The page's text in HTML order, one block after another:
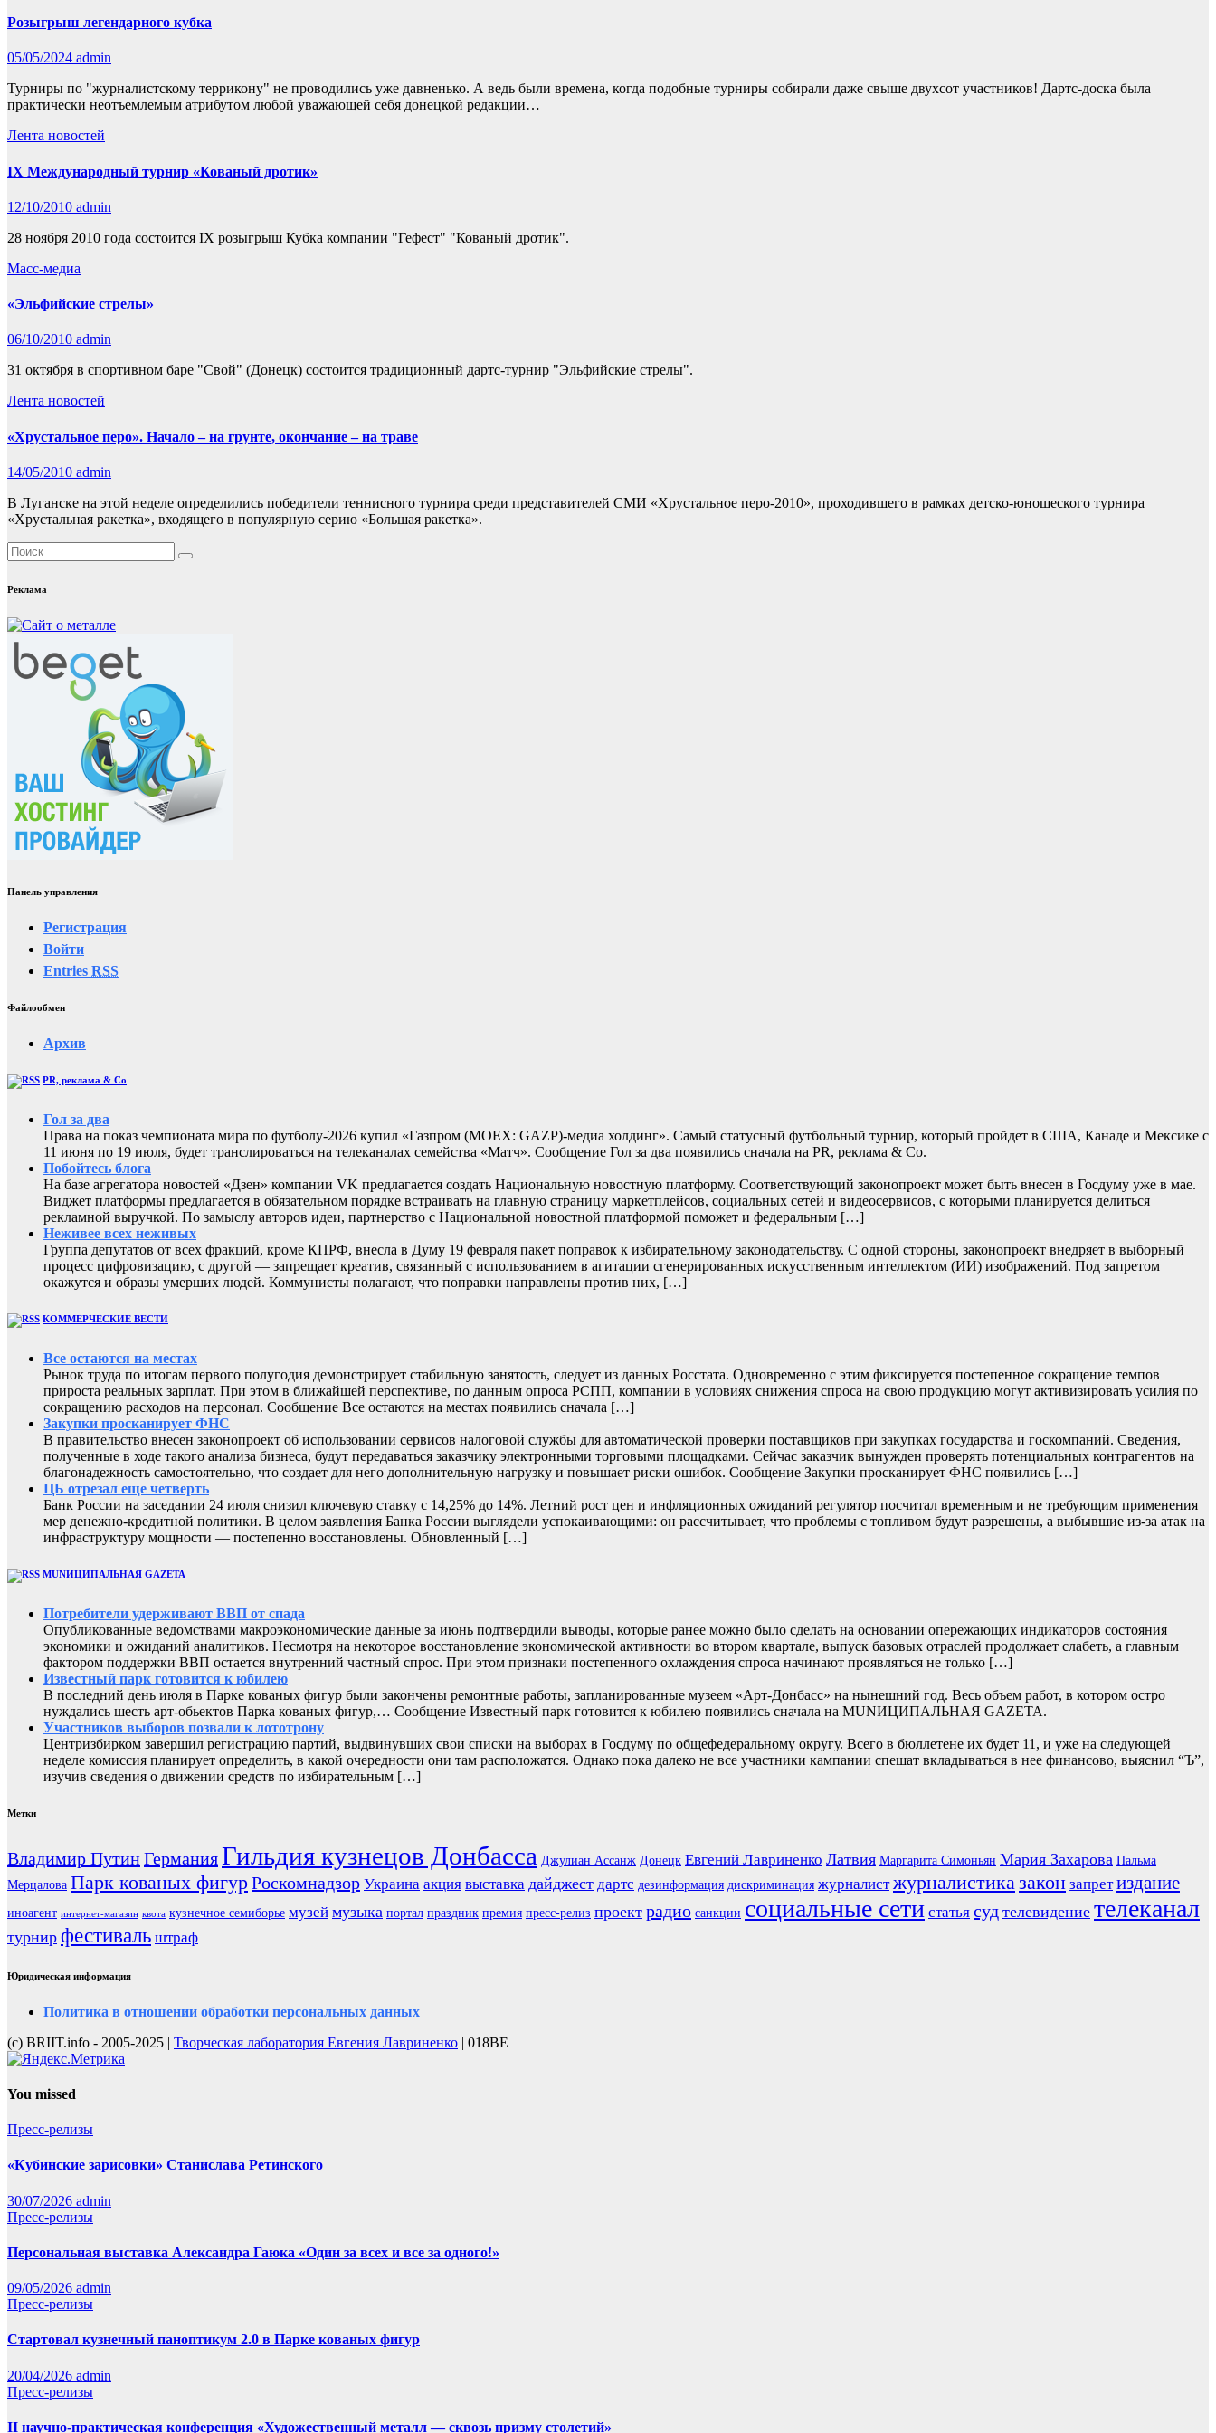
Розыгрыш легендарного кубка
05/05/2024 admin
Турниры по "журналистскому террикону" не проводились уже давненько. А ведь были времена, когда подобные турниры собирали даже свыше двухсот участников! Дартс-доска была
практически неотъемлемым атрибутом любой уважающей себя донецкой редакции…
Лента новостей
IX Международный турнир «Кованый дротик»
12/10/2010 admin
28 ноября 2010 года состоится IX розыгрыш Кубка компании "Гефест" "Кованый дротик".
Масс-медиа
«Эльфийские стрелы»
06/10/2010 admin
31 октября в спортивном баре "Свой" (Донецк) состоится традиционный дартс-турнир "Эльфийские стрелы".
Лента новостей
«Хрустальное перо». Начало – на грунте, окончание – на траве
14/05/2010 admin
В Луганске на этой неделе определились победители теннисного турнира среди представителей СМИ «Хрустальное перо-2010», проходившего в рамках детско-юношеского турнира
«Хрустальная ракетка», входящего в популярную серию «Большая ракетка».
Реклама
Панель управления
Регистрация
Войти
Entries RSS
Файлообмен
Архив
PR, реклама & Co
Гол за два
Права на показ чемпионата мира по футболу-2026 купил «Газпром (MOEX: GAZP)-медиа холдинг». Самый статусный футбольный турнир, который пройдет в США, Канаде и Мексике с
11 июня по 19 июля, будет транслироваться на телеканалах семейства «Матч». Сообщение Гол за два появились сначала на PR, реклама & Co.
Побойтесь блога
На базе агрегатора новостей «Дзен» компании VK предлагается создать Национальную новостную платформу. Соответствующий законопроект может быть внесен в Госдуму уже в мае.
Виджет платформы предлагается в обязательном порядке встраивать на главную страницу маркетплейсов, социальных сетей и видеосервисов, с которыми планируется делиться
рекламной выручкой. По замыслу авторов идеи, партнерство с Национальной новостной платформой поможет и федеральным […]
Неживее всех неживых
Группа депутатов от всех фракций, кроме КПРФ, внесла в Думу 19 февраля пакет поправок к избирательному законодательству. С одной стороны, законопроект внедряет в выборный
процесс цифровизацию, с другой — запрещает креатив, связанный с использованием в агитации сгенерированных искусственным интеллектом (ИИ) изображений. Под запретом
окажутся и образы умерших людей. Коммунисты полагают, что поправки направлены против них, […]
КОММЕРЧЕСКИЕ ВЕСТИ
Все остаются на местах
Рынок труда по итогам первого полугодия демонстрирует стабильную занятость, следует из данных Росстата. Одновременно с этим фиксируется постепенное сокращение темпов
прироста реальных зарплат. При этом в ближайшей перспективе, по данным опроса РСПП, компании в условиях снижения спроса на свою продукцию могут активизировать усилия по
сокращению расходов на персонал. Сообщение Все остаются на местах появились сначала […]
Закупки просканирует ФНС
В правительство внесен законопроект об использовании сервисов налоговой службы для автоматической проверки поставщиков при закупках государства и госкомпаний. Сведения,
полученные в ходе такого анализа бизнеса, будут передаваться заказчику электронными торговыми площадками. Сейчас заказчик вынужден проверять потенциальных контрагентов на
благонадежность самостоятельно, что создает для него дополнительную нагрузку и повышает риски ошибок. Сообщение Закупки просканирует ФНС появились […]
ЦБ отрезал еще четверть
Банк России на заседании 24 июля снизил ключевую ставку с 14,25% до 14%. Летний рост цен и инфляционных ожиданий регулятор посчитал временным и не требующим применения
мер денежно-кредитной политики. В целом заявления Банка России выглядели успокаивающими: он рассчитывает, что проблемы с топливом будут разрешены, а выбывшие из-за атак на
инфраструктуру мощности — постепенно восстановлены. Обновленный […]
MUNИЦИПАЛЬНАЯ GAZЕТА
Потребители удерживают ВВП от спада
Опубликованные ведомствами макроэкономические данные за июнь подтвердили выводы, которые ранее можно было сделать на основании опережающих индикаторов состояния
экономики и ожиданий аналитиков. Несмотря на некоторое восстановление экономической активности во втором квартале, выпуск базовых отраслей продолжает слабеть, а главным
фактором поддержки ВВП остается внутренний частный спрос. При этом признаки постепенного охлаждения спроса начинают проявляться не только […]
Известный парк готовится к юбилею
В последний день июля в Парке кованых фигур были закончены ремонтные работы, запланированные музеем «Арт-Донбасс» на нынешний год. Весь объем работ, в котором остро
нуждались шесть арт-обьектов Парка кованых фигур,… Сообщение Известный парк готовится к юбилею появились сначала на MUNИЦИПАЛЬНАЯ GAZЕТА.
Участников выборов позвали к лототрону
Центризбирком завершил регистрацию партий, выдвинувших свои списки на выборах в Госдуму по общефедеральному округу. Всего в бюллетене их будет 11, и уже на следующей
неделе комиссия планирует определить, в какой очередности они там расположатся. Однако пока далеко не все участники кампании спешат вкладываться в нее финансово, выяснил “Ъ”,
изучив сведения о движении средств по избирательным […]
Метки
Владимир ПутинГерманияГильдия кузнецов Донбасса Джулиан Ассанж Донецк Евгений Лавриненко Латвия Маргарита Симоньян Мария Захарова Пальма
Мерцалова Парк кованых фигурРоскомнадзор Украина акция выставка дайджест дартс дезинформация дискриминация журналист журналистика закон запрет издание
иноагент интернет-магазин квота кузнечное семиборье музей музыка портал праздник премия пресс-релиз проект радио санкции социальные сети статья суд телевидение телеканал
турнир фестиваль штраф
Юридическая информация
Политика в отношении обработки персональных данных
(с) BRIIT.info - 2005-2025 | Творческая лаборатория Евгения Лавриненко | 018BE
You missed
Пресс-релизы
«Кубинские зарисовки» Станислава Ретинского
30/07/2026 admin
Пресс-релизы
Персональная выставка Александра Гаюка «Один за всех и все за одного!»
09/05/2026 admin
Пресс-релизы
Стартовал кузнечный паноптикум 2.0 в Парке кованых фигур
20/04/2026 admin
Пресс-релизы
II научно-практическая конференция «Художественный металл — сквозь призму столетий»